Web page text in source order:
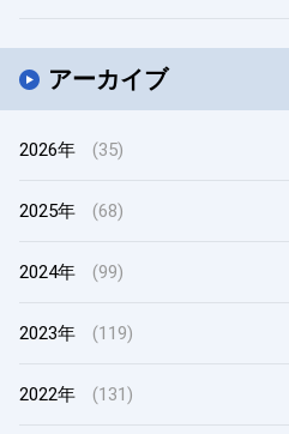
アーカイブ
2026年 (35)
2025年 (68)
2024年 (99)
2023年 (119)
2022年 (131)